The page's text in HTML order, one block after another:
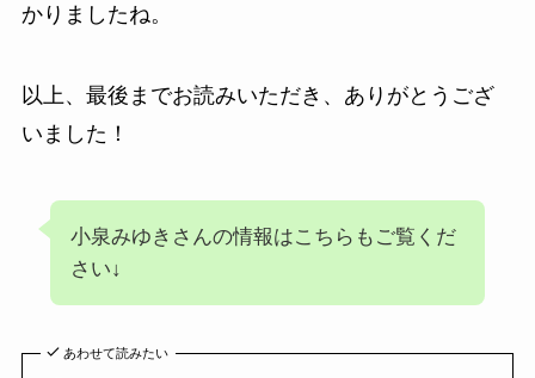
かりましたね。
以上、最後までお読みいただき、ありがとうござ
いました！
小泉みゆきさんの情報はこちらもご覧くだ
さい↓
あわせて読みたい